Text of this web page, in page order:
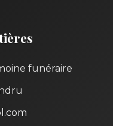
funéraire